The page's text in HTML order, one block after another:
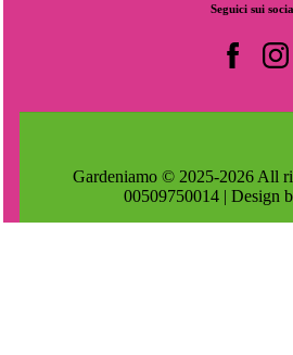
Seguici sui
Gardeniamo © 2025-2026 All
00509750014 | Design